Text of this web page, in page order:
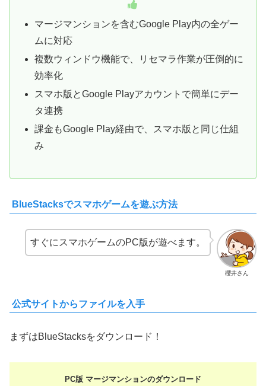
マージマンションを含むGoogle Play内の全ゲー
ムに対応
複数ウィンドウ機能で、リセマラ作業が圧倒的に
効率化
スマホ版とGoogle Playアカウントで簡単にデー
タ連携
課金もGoogle Play経由で、スマホ版と同じ仕組
み
BlueStacksでスマホゲームを遊ぶ方法
櫻井さん
すぐにスマホゲームのPC版が遊べます。
公式サイトからファイルを入手
まずはBlueStacksをダウンロード！
PC版 マージマンションのダウンロード